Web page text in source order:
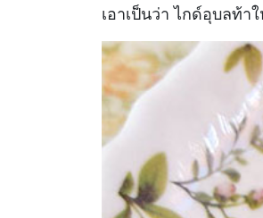
เอาเป็นว่า ไกด์อุบลท้